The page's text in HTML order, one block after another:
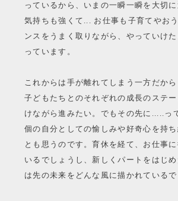
っているから、いまの一瞬一瞬を大切
気持ちも強くて... お仕事も子育てやお
ンスをうまく取りながら、やっていけ
っています。
これからは手が離れてしまう一方だから
子どもたちとのそれぞれの成長のステ
けながら進みたい。でもその先に.....っ
個の自分としての愉しみや好奇心を持ち
とも思うのです。育休を経て、お仕事
いるでしょうし、新しくパートをはじ
は先の未来をどんな風に描かれているで